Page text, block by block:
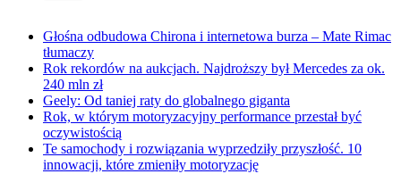
Głośna odbudowa Chirona i internetowa burza – Mate Rimac
tłumaczy
Rok rekordów na aukcjach. Najdroższy był Mercedes za ok.
240 mln zł
Geely: Od taniej raty do globalnego giganta
Rok, w którym motoryzacyjny performance przestał być
oczywistością
Te samochody i rozwiązania wyprzedziły przyszłość. 10
innowacji, które zmieniły motoryzację